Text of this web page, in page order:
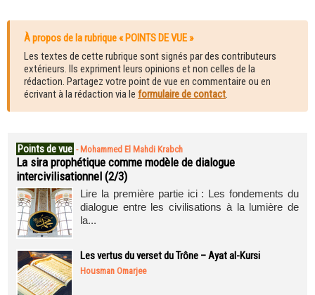
À propos de la rubrique « POINTS DE VUE »
Les textes de cette rubrique sont signés par des contributeurs
extérieurs. Ils expriment leurs opinions et non celles de la
rédaction. Partagez votre point de vue en commentaire ou en
écrivant à la rédaction via le formulaire de contact.
Points de vue - Mohammed El Mahdi Krabch
La sira prophétique comme modèle de dialogue
intercivilisationnel (2/3)
Lire la première partie ici : Les fondements du
dialogue entre les civilisations à la lumière de
la...
Les vertus du verset du Trône – Ayat al-Kursi
Housman Omarjee